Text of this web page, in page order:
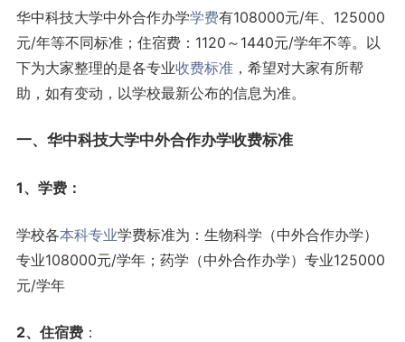
华中科技大学中外合作办学学费有108000元/年、125000
元/年等不同标准；住宿费：1120～1440元/学年不等。以
下为大家整理的是各专业收费标准，希望对大家有所帮
助，如有变动，以学校最新公布的信息为准。
一、华中科技大学中外合作办学收费标准
1、学费：
学校各本科专业学费标准为：生物科学（中外合作办学）
专业108000元/学年；药学（中外合作办学）专业125000
元/学年
2、住宿费：